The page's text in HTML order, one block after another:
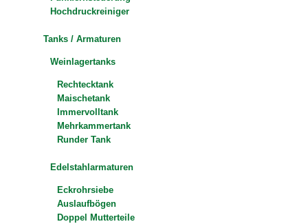
Hochdruckreiniger
Tanks / Armaturen
Weinlagertanks
Rechtecktank
Maischetank
Immervolltank
Mehrkammertank
Runder Tank
Edelstahlarmaturen
Eckrohrsiebe
Auslaufbögen
Doppel Mutterteile